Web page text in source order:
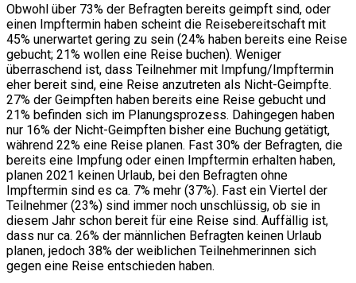
Obwohl über 73% der Befragten bereits geimpft sind, oder
einen Impftermin haben scheint die Reisebereitschaft mit
45% unerwartet gering zu sein (24% haben bereits eine Reise
gebucht; 21% wollen eine Reise buchen). Weniger
überraschend ist, dass Teilnehmer mit Impfung/Impftermin
eher bereit sind, eine Reise anzutreten als Nicht-Geimpfte.
27% der Geimpften haben bereits eine Reise gebucht und
21% befinden sich im Planungsprozess. Dahingegen haben
nur 16% der Nicht-Geimpften bisher eine Buchung getätigt,
während 22% eine Reise planen. Fast 30% der Befragten, die
bereits eine Impfung oder einen Impftermin erhalten haben,
planen 2021 keinen Urlaub, bei den Befragten ohne
Impftermin sind es ca. 7% mehr (37%). Fast ein Viertel der
Teilnehmer (23%) sind immer noch unschlüssig, ob sie in
diesem Jahr schon bereit für eine Reise sind. Auffällig ist,
dass nur ca. 26% der männlichen Befragten keinen Urlaub
planen, jedoch 38% der weiblichen Teilnehmerinnen sich
gegen eine Reise entschieden haben.